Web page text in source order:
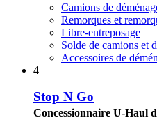
Camions de
Remorques et
Libre-entreposage
Solde de camions et
Accessoires de
4
Stop N Go
Concessionnaire U-Haul